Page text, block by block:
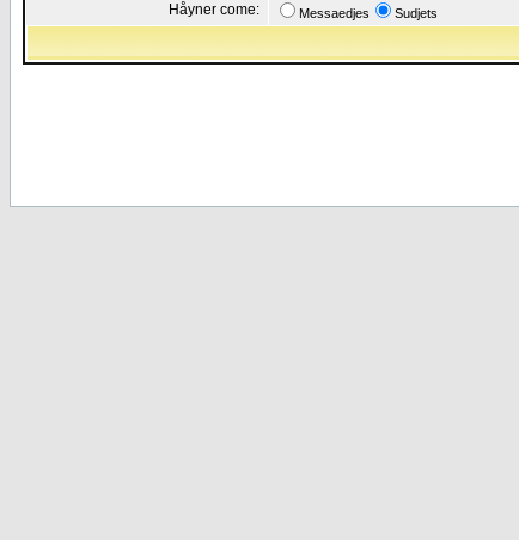
Håyner come: Messaedjes Sudjets